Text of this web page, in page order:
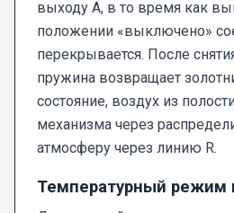
выходу A, в то время как
положении «выключено»
перекрывается. После
пружина возвращает
состояние, воздух из
механизма через
атмосферу через линию R.
Температурный режим